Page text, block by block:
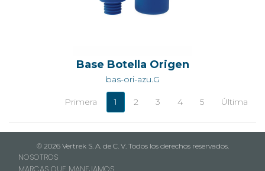
Base Botella Origen
bas-ori-azu.G
Primera 1 2 3 4 5 Última
© 2026 Vertrek S. A. de C. V. Todos los derechos reservados.
NOSOTROS